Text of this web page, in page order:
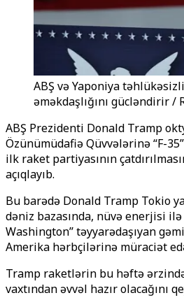
ABŞ və Yaponiya
əməkdaşlığını gücləndirir /
ABŞ Prezidenti Donald Tramp
Özünümüdafiə Qüvvələrinə “F-
ilk raket partiyasının
açıqlayıb.
Bu barədə Donald Tramp Tokio
dəniz bazasında, nüvə enerjisi ilə
Washington’’ təyyarədaşıyan
Amerika hərbçilərinə müraciət
Tramp raketlərin bu həftə
vaxtından əvvəl hazır olacağını